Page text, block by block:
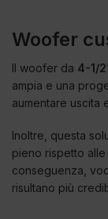
Woofer
Il woofer da 4-1/
ampia e una
aumentare uscita
Inoltre, questa
pieno rispetto
conseguenza,
risultano più